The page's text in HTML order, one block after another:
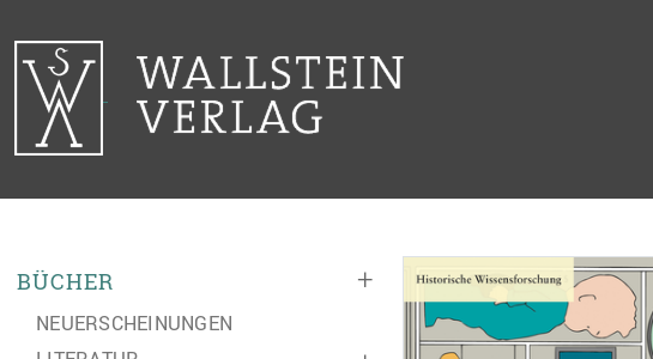
+
BÜCHER
NEUERSCHEINUNGEN